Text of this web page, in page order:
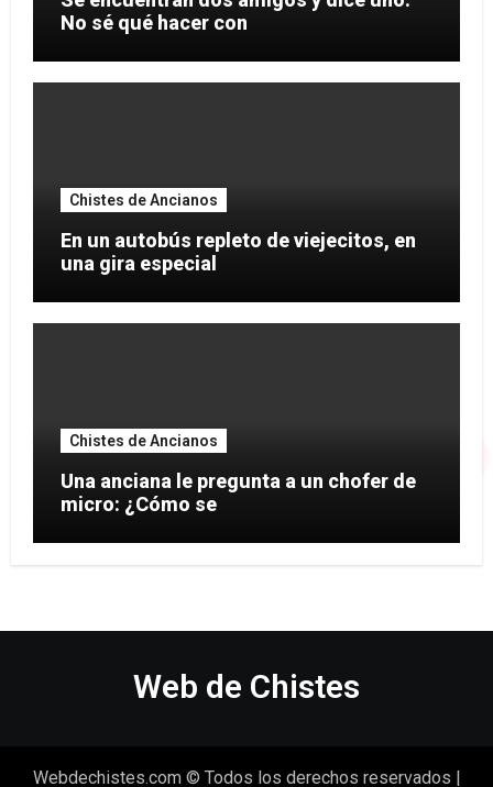
No sé qué hacer con
Chistes de Ancianos
En un autobús repleto de viejecitos, en
una gira especial
Chistes de Ancianos
Una anciana le pregunta a un chofer de
micro: ¿Cómo se
Web de Chistes
Webdechistes.com © Todos los derechos reservados